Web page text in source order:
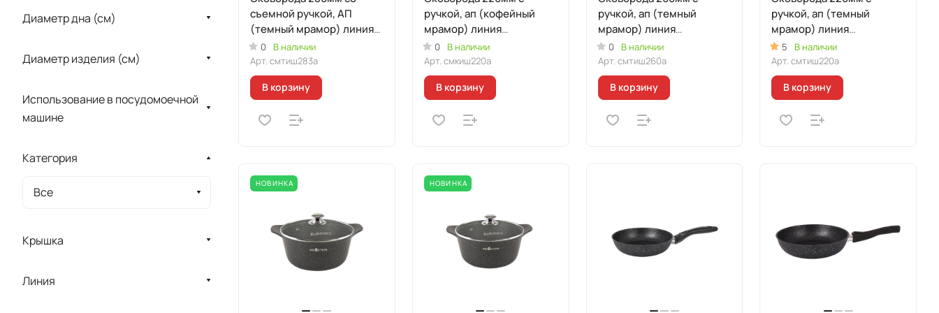
съемной ручкой, АП
(темный мрамор) линия
"Мраморная
индукционная"
0
В наличии
Арт. смтиш283а
В корзину
ручкой, ап (кофейный
мрамор) линия
"Мраморная
Индукционная"
0
В наличии
Арт. смкиш220а
В корзину
ручкой, ап (темный
мрамор) линия
"Мраморная
Индукционная"
0
В наличии
Арт. смтиш260а
В корзину
ручкой, ап (темный
мрамор) линия
"Мраморная
Индукционная
5
В наличии
Арт.смтиш220а
В корзину
НОВИНКА НОВИНКА
Диаметр дна (см)
Диаметр изделия (см)
Использование в посудомоечной
машине
Категория
Все
Крышка
Линия